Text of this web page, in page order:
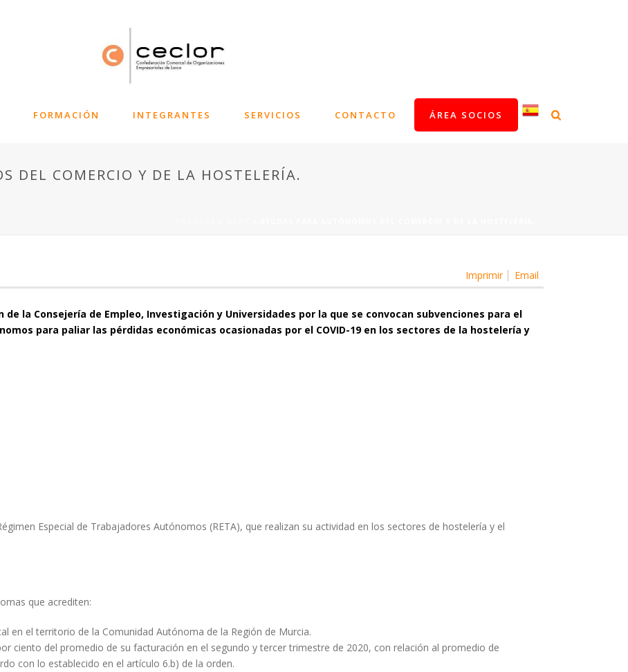
FORMACIÓN INTEGRANTES SERVICIOS CONTACTO ÁREA SOCIOS
DEL COMERCIO Y DE LA HOSTELERÍA.
Imprimir Email
de la Consejería de Empleo, Investigación y Universidades por la que se convocan subvenciones para el
para paliar las pérdidas económicas ocasionadas por el COVID-19 en los sectores de la hostelería y
Especial de Trabajadores Autónomos (RETA), que realizan su actividad en los sectores de hostelería y el
que acrediten:
en el territorio de la Comunidad Autónoma de la Región de Murcia.
ciento del promedio de su facturación en el segundo y tercer trimestre de 2020, con relación al promedio de
con lo establecido en el artículo 6.b) de la orden.